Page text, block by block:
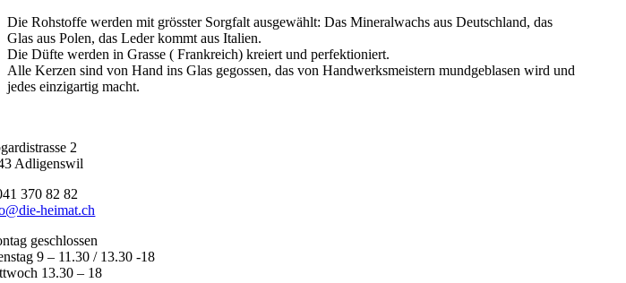
Die Rohstoffe werden mit grösster Sorgfalt ausgewählt: Das Mineralwachs aus Deutschland, das
Glas aus Polen, das Leder kommt aus Italien.
Die Düfte werden in Grasse ( Frankreich) kreiert und perfektioniert.
Alle Kerzen sind von Hand ins Glas gegossen, das von Handwerksmeistern mundgeblasen wird und
jedes einzigartig macht.
2
Adligenswil
370 82 82
heimat.ch
geschlossen
9 – 11.30 / 13.30 -18
13.30 – 18